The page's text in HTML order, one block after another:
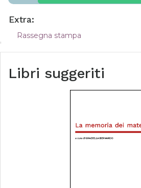
Extra:
Rassegna stampa
Libri suggeriti